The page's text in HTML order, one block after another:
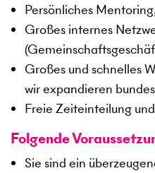
Persönliches
Großes internes
Großes und schnelles
wir expandieren
Freie Zeiteinteilung
Folgende
Sie sind ein